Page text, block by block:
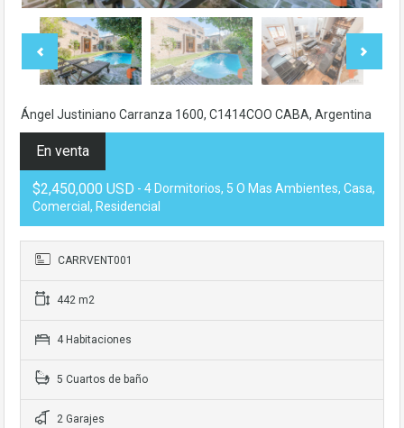
Ángel Justiniano Carranza 1600, C1414COO CABA, Argentina
En venta
$2,450,000 USD - 4 Dormitorios, 5 O Mas Ambientes, Casa,
Comercial, Residencial
CARRVENT001
442 m2
4 Habitaciones
5 Cuartos de baño
2 Garajes